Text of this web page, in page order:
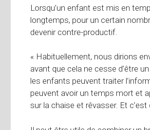
Lorsqu’un enfant est mis en
longtemps, pour un certain
devenir contre-productif.
« Habituellement, nous dirions
avant que cela ne cesse d’être
les enfants peuvent traiter
peuvent avoir un temps mort et
sur la chaise et rêvasser. Et